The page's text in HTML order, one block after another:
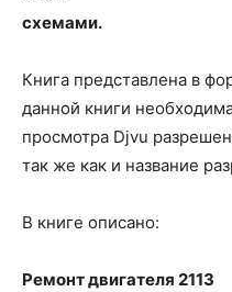
схемами.
Книга представлена в
данной книги
просмотра Djvu
так же как и название
В книге описано:
Ремонт двигателя 2113